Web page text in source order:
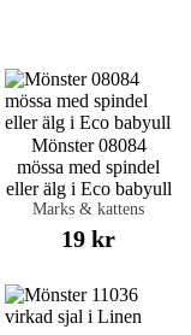
Mönster 08084
mössa med spindel
eller älg i Eco babyull
Marks & kattens
19 kr